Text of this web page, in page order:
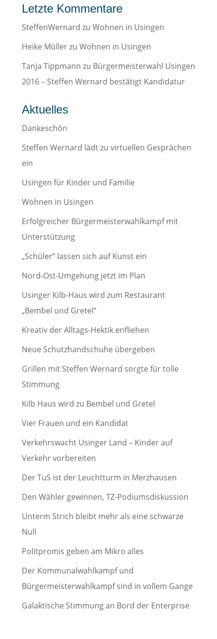
Letzte Kommentare
SteffenWernard zu Wohnen in Usingen
Heike Müllerzu Wohnen in Usingen
Tanja Tippmann zu Bürgermeisterwahl Usingen
2016 – Steffen Wernard bestätigt Kandidatur
Aktuelles
Dankeschön
Steffen Wernard lädt zu virtuellen Gesprächen
ein
Usingen für Kinder und Familie
Wohnen in Usingen
Erfolgreicher Bürgermeisterwahlkampf mit
Unterstützung
„Schüler“ lassen sich auf Kunst ein
Nord-Ost-Umgehung jetzt im Plan
Usinger Kilb-Haus wird zum Restaurant
„Bembel und Gretel“
Kreativ der Alltags-Hektik enfliehen
Neue Schutzhandschuhe übergeben
Grillen mit Steffen Wernard sorgte für tolle
Stimmung
Kilb Haus wird zu Bembel und Gretel
Vier Frauen und ein Kandidat
Verkehrswacht Usinger Land – Kinder auf
Verkehr vorbereiten
Der TuS ist der Leuchtturm in Merzhausen
Den Wähler gewinnen, TZ-Podiumsdiskussion
Unterm Strich bleibt mehr als eine schwarze
Null
Politpromis geben am Mikro alles
Der Kommunalwahlkampf und
Bürgermeisterwahlkampf sind in vollem Gange
Galaktische Stimmung an Bord der Enterprise